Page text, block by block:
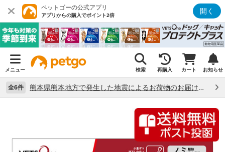
ペットゴーの公式アプリ
アプリからの購入でポイント2倍 開く
メニュー 検索 再購入 カート お知らせ
全6件 熊本県熊本地方で発生した地震によるお荷物のお届け状況について （7/28）